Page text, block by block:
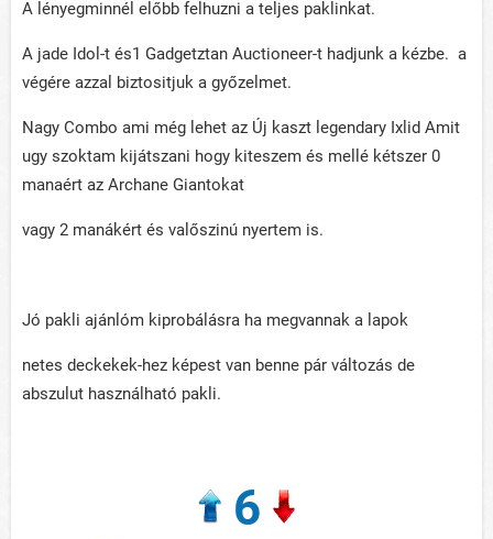
A lényegminnél előbb felhuzni a teljes paklinkat.
A jade Idol-t és1 Gadgetztan Auctioneer-t hadjunk a kézbe. a
végére azzal biztositjuk a győzelmet.
Nagy Combo ami még lehet az Új kaszt legendary Ixlid Amit
ugy szoktam kijátszani hogy kiteszem és mellé kétszer 0
manaért az Archane Giantokat
vagy 2 manákért és valőszinú nyertem is.
Jó pakli ajánlóm kiprobálásra ha megvannak a lapok
netes deckekek-hez képest van benne pár változás de
abszulut használható pakli.
6